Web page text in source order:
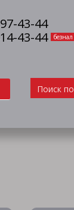
43-44
43-44 безнал